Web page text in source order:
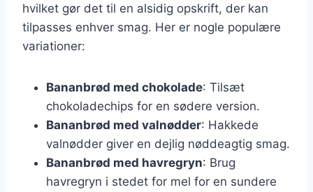
hvilket gør det til en alsidig opskrift, der kan
tilpasses enhver smag. Her er nogle populære
variationer:
Bananbrød med chokolade: Tilsæt
chokoladechips for en sødere version.
Bananbrød med valnødder: Hakkede
valnødder giver en dejlig nøddeagtig smag.
Bananbrød med havregryn: Brug
havregryn i stedet for mel for en sundere